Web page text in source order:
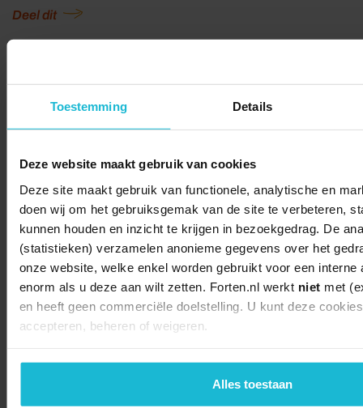
Toestemming Details
Deze website maakt gebruik van cookies
Deze site maakt gebruik van functionele, analytische en
doen wij om het gebruiksgemak van de site te verbeteren,
kunnen houden en inzicht te krijgen in bezoekgedrag. De
(statistieken) verzamelen anonieme gegevens over het
onze website, welke enkel worden gebruikt voor een interne
enorm als u deze aan wilt zetten. Forten.nl werkt niet met
en heeft geen commerciële doelstelling. U kunt deze
accepteren, beheren of weigeren.
Alles toestaan
Deel dit
© 2026 Stichting Forten Nederland